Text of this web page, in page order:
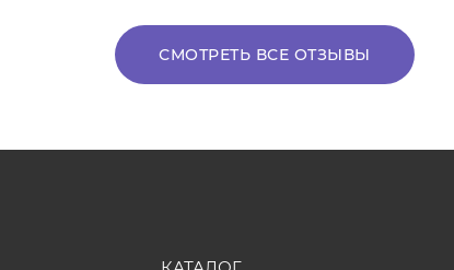
СМОТРЕТЬ ВСЕ ОТЗЫВЫ